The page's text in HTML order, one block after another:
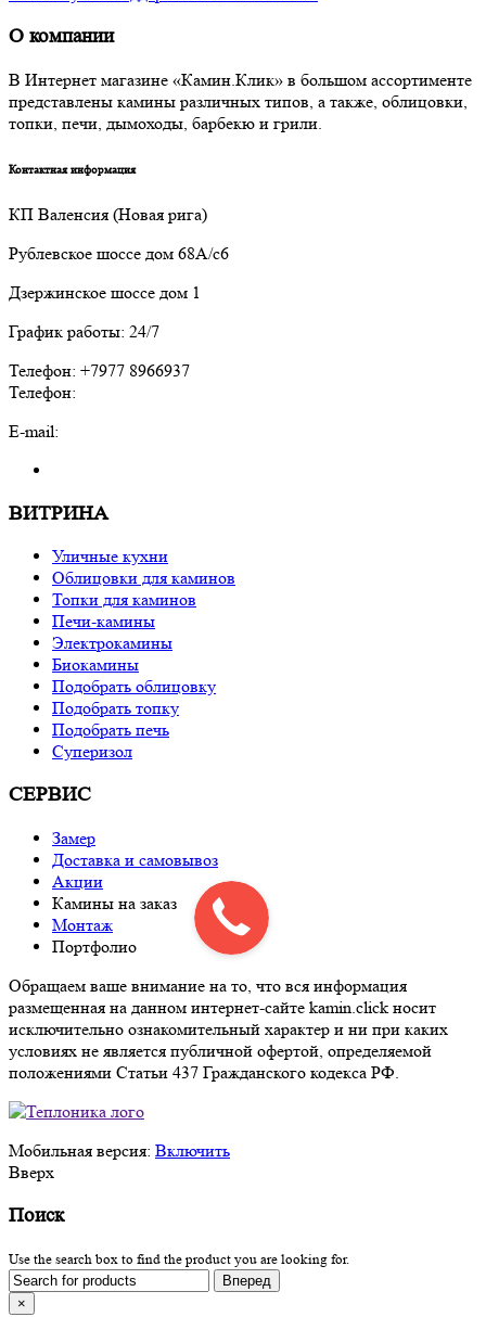
О компании
В Интернет магазине «Камин.Клик» в большом ассортименте
представлены камины различных типов, а также, облицовки,
топки, печи, дымоходы, барбекю и грили.
Контактная информация
КП Валенсия (Новая рига)
Рублевское шоссе дом 68А/с6
Дзержинское шоссе дом 1
График работы: 24/7
Телефон: +7977 8966937
Телефон:
E-mail:
ВИТРИНА
Уличные кухни
Облицовки для каминов
Топки для каминов
Печи-камины
Электрокамины
Биокамины
Подобрать облицовку
Подобрать топку
Подобрать печь
Суперизол
СЕРВИС
Замер
Доставка и самовывоз
Акции
Камины на заказ
Монтаж
Портфолио
Обращаем ваше внимание на то, что вся информация
размещенная на данном интернет-сайте kamin.click носит
исключительно ознакомительный характер и ни при каких
условиях не является публичной офертой, определяемой
положениями Статьи 437 Гражданского кодекса РФ.
Мобильная версия: Включить
Вверх
Поиск
Use the search box to find the product you are looking for.
×